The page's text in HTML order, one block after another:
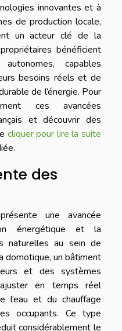
innovantes et à
de production locale,
un acteur clé de la
bénéficient
capables
besoins réels et de
de l’énergie. Pour
ces avancées
et découvrir des
cliquer pour lire la suite
des
une avancée
énergétique et la
naturelles au sein de
domotique, un bâtiment
et des systèmes
en temps réel
l’eau et du chauffage
occupants. Ce type
considérablement le